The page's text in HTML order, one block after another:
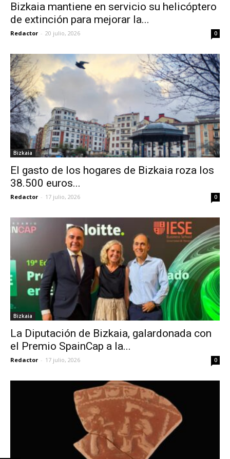
Bizkaia mantiene en servicio su helicóptero
de extinción para mejorar la...
Redactor - 20 julio, 2026 0
Bizkaia
El gasto de los hogares de Bizkaia roza los
38.500 euros...
Redactor - 17 julio, 2026 0
Bizkaia
La Diputación de Bizkaia, galardonada con
el Premio SpainCap a la...
Redactor - 17 julio, 2026 0